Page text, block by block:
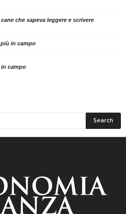
che sapeva leggere e scrivere
più in campo
in campo